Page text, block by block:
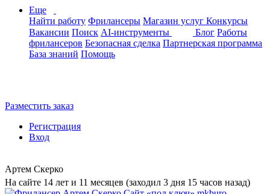
Еще
Найти работу Фрилансеры Магазин услуг Конкурсы
Вакансии Поиск AI-инструменты Блог Работы
фрилансеров Безопасная сделка Партнерская программа
База знаний Помощь
Разместить заказ
Регистрация
Вход
Артем Скерко
На сайте 14 лет и 11 месяцев (заходил 3 дня 15 часов назад)